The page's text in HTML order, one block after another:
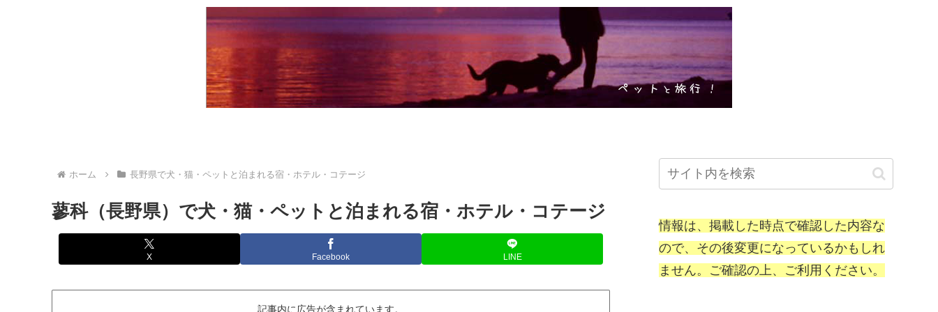
ホーム 長野県で犬・猫・ペットと泊まれる宿・ホテル・コテージ
蓼科（長野県）で犬・猫・ペットと泊まれる宿・ホテル・コテージ
X Facebook LINE
記事内に広告が含まれています。
情報は、掲載した時点で確認した内容な
ので、その後変更になっているかもしれ
ません。ご確認の上、ご利用ください。